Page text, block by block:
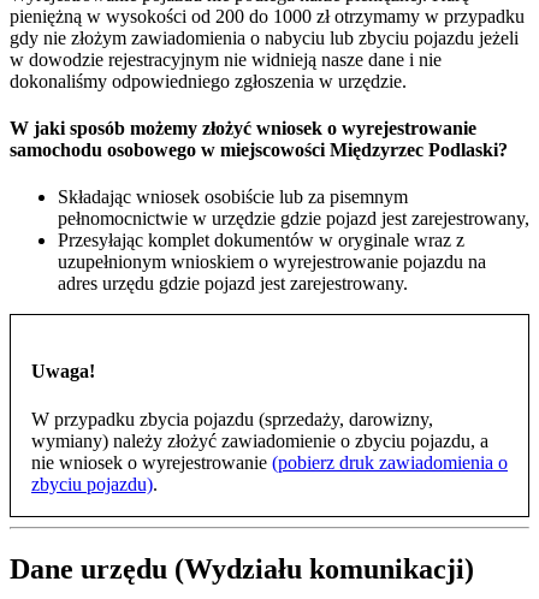
pieniężną w wysokości od 200 do 1000 zł otrzymamy w przypadku
gdy nie złożym zawiadomienia o nabyciu lub zbyciu pojazdu jeżeli
w dowodzie rejestracyjnym nie widnieją nasze dane i nie
dokonaliśmy odpowiedniego zgłoszenia w urzędzie.
W jaki sposób możemy złożyć wniosek o wyrejestrowanie
samochodu osobowego w miejscowości Międzyrzec Podlaski?
Składając wniosek osobiście lub za pisemnym
pełnomocnictwie w urzędzie gdzie pojazd jest zarejestrowany,
Przesyłając komplet dokumentów w oryginale wraz z
uzupełnionym wnioskiem o wyrejestrowanie pojazdu na
adres urzędu gdzie pojazd jest zarejestrowany.
Uwaga!
W przypadku zbycia pojazdu (sprzedaży, darowizny,
wymiany) należy złożyć zawiadomienie o zbyciu pojazdu, a
nie wniosek o wyrejestrowanie (pobierz druk zawiadomienia o
zbyciu pojazdu).
Dane urzędu (Wydziału komunikacji)